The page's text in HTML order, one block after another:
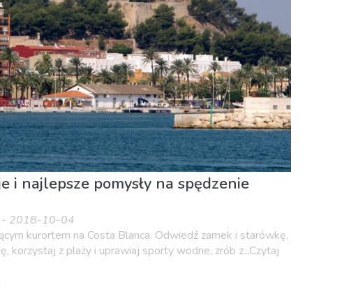
i najlepsze pomysły na spędzenie
- 2018-10-04
kurortem na Costa Blanca. Odwiedź zamek i starówkę,
korzystaj z plaży i uprawiaj sporty wodne, zrób z...Czytaj